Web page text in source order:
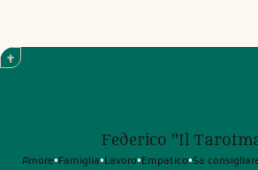
Federico "Il
Amore•Famiglia•Lavoro•Empatico•Sa